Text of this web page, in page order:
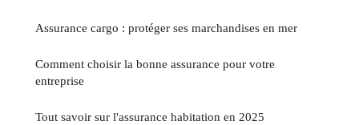
Assurance cargo : protéger ses marchandises en mer
Comment choisir la bonne assurance pour votre
entreprise
Tout savoir sur l'assurance habitation en 2025